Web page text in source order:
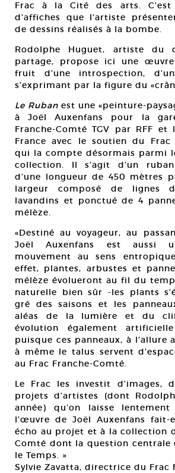
Frac à la Cité des arts.
d’affiches que l’artiste
de dessins réalisés à la bombe.
Rodolphe Huguet, artiste du
partage, propose ici une
fruit d’une introspection,
s’exprimant par la figure du
Le Ruban est une «peinture-
à Joël Auxenfans pour la
Franche-Comté TGV par RFF
France avec le soutien du Frac
qui la compte désormais parmi
collection. Il s’agit d’un
d’une longueur de 450 mètres
largeur composé de lignes
lavandins et ponctué de 4
mélèze.
«Destiné au voyageur, au
Joël Auxenfans est aussi
mouvement au sens
effet, plantes, arbustes et
mélèze évolueront au fil du
naturelle bien sûr -les plants
gré des saisons et les
aléas de la lumière et du
évolution également
puisque ces panneaux, à l’allure
à même le talus servent
au Frac Franche-Comté.
Le Frac les investit d’images,
projets d’artistes (dont
année) qu’on laisse lentement
l’œuvre de Joël Auxenfans fait-
écho au projet et à la collection
Comté dont la question centrale
le Temps. »
Sylvie Zavatta, directrice du Frac